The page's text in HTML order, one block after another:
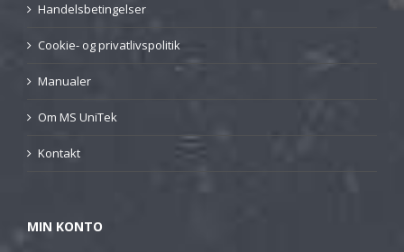
Handelsbetingelser
Cookie- og privatlivspolitik
Manualer
Om MS UniTek
Kontakt
MIN KONTO